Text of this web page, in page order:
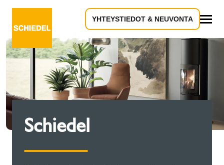
YHTEYSTIEDOT & NEUVONTA
Schiedel